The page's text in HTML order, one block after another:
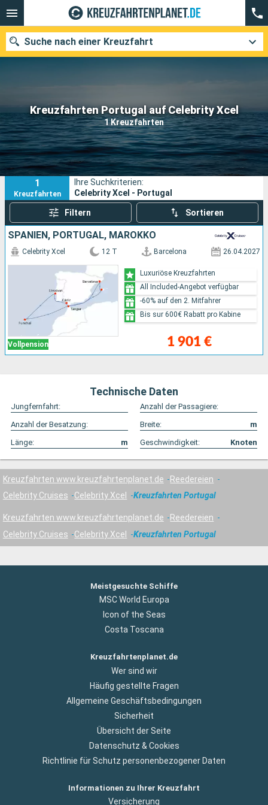
Kreuzfahrten Portugal auf Celebrity Xcel
1 Kreuzfahrten
Suche nach einer Kreuzfahrt
Unsere Ziele
Abfahrtsmonat
Häfen Reedereien
Suchen
1
Kreuzfahrten
Ihre Suchkriterien:
Celebrity Xcel - Portugal
Filtern Sortieren
SPANIEN, PORTUGAL, MAROKKO
Vollpension
Celebrity Xcel 12 T Barcelona 26.04.2027
1 901 €
Luxuriöse Kreuzfahrten
All Included-Angebot verfügbar
-60% auf den 2. Mitfahrer
Bis sur 600€ Rabatt pro Kabine
Technische Daten
Jungfernfahrt:
Anzahl der Passagiere:
Anzahl der Besatzung:
Breite:
m
Länge:
m Geschwindigkeit: Knoten
Kreuzfahrten www.kreuzfahrtenplanet.de
Reedereien
Celebrity Cruises
Celebrity Xcel Kreuzfahrten Portugal
Kreuzfahrten www.kreuzfahrtenplanet.de
Reedereien
Celebrity Cruises
Celebrity Xcel Kreuzfahrten Portugal
Meistgesuchte Schiffe
MSC World Europa
Icon of the Seas
Costa Toscana
Kreuzfahrtenplanet.de
Wer sind wir
Häufig gestellte Fragen
Allgemeine Geschäftsbedingungen
Sicherheit
Übersicht der Seite
Datenschutz & Cookies
Richtlinie für Schutz personenbezogener Daten
Informationen zu Ihrer Kreuzfahrt
Versicherung